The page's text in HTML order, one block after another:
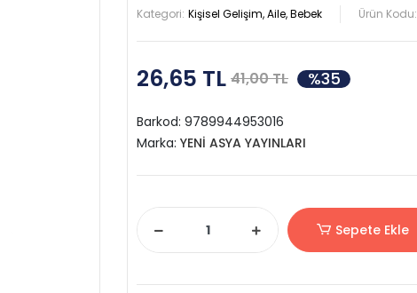
Kategori: Kişisel Gelişim, Aile, Bebek Ürün Kodu:
26,65 TL 41,00 TL %35
Barkod: 9789944953016
Marka: YENİ ASYA YAYINLARI
Sepete Ekle